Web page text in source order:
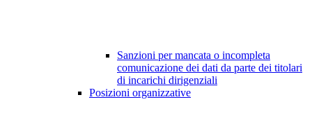
Sanzioni per mancata o incompleta
comunicazione dei dati da parte dei titolari
di incarichi dirigenziali
Posizioni organizzative